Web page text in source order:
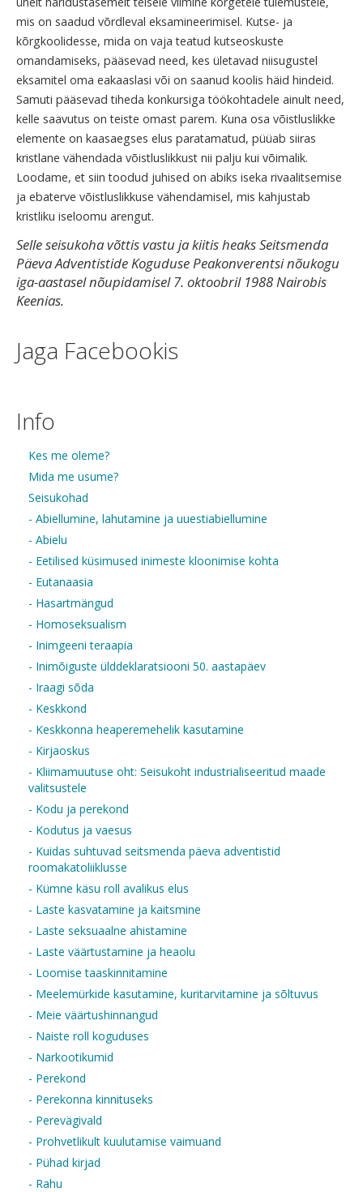
mis on saadud võrdleval eksamineerimisel. Kutse- ja
kõrgkoolidesse, mida on vaja teatud kutseoskuste
omandamiseks, pääsevad need, kes ületavad niisugustel
eksamitel oma eakaaslasi või on saanud koolis häid hindeid.
Samuti pääsevad tiheda konkursiga töökohtadele ainult need,
kelle saavutus on teiste omast parem. Kuna osa võistluslikke
elemente on kaasaegses elus paratamatud, püüab siiras
kristlane vähendada võistluslikkust nii palju kui võimalik.
Loodame, et siin toodud juhised on abiks iseka rivaalitsemise
ja ebaterve võistluslikkuse vähendamisel, mis kahjustab
kristliku iseloomu arengut.
Selle seisukoha võttis vastu ja kiitis heaks Seitsmenda
Päeva Adventistide Koguduse Peakonverentsi nõukogu
iga-aastasel nõupidamisel 7. oktoobril 1988 Nairobis
Keenias.
Jaga Facebookis
Info
Kes me oleme?
Mida me usume?
Seisukohad
- Abiellumine, lahutamine ja uuestiabiellumine
- Abielu
- Eetilised küsimused inimeste kloonimise kohta
- Eutanaasia
- Hasartmängud
- Homoseksualism
- Inimgeeni teraapia
- Inimõiguste ülddeklaratsiooni 50. aastapäev
- Iraagi sõda
- Keskkond
- Keskkonna heaperemehelik kasutamine
- Kirjaoskus
- Kliimamuutuse oht: Seisukoht industrialiseeritud maade
valitsustele
- Kodu ja perekond
- Kodutus ja vaesus
- Kuidas suhtuvad seitsmenda päeva adventistid
roomakatoliiklusse
- Kümne käsu roll avalikus elus
- Laste kasvatamine ja kaitsmine
- Laste seksuaalne ahistamine
- Laste väärtustamine ja heaolu
- Loomise taaskinnitamine
- Meelemürkide kasutamine, kuritarvitamine ja sõltuvus
- Meie väärtushinnangud
- Naiste roll koguduses
- Narkootikumid
- Perekond
- Perekonna kinnituseks
- Perevägivald
- Prohvetlikult kuulutamise vaimuand
- Pühad kirjad
- Rahu